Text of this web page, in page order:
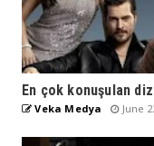
En çok konuşulan
Veka Medya June